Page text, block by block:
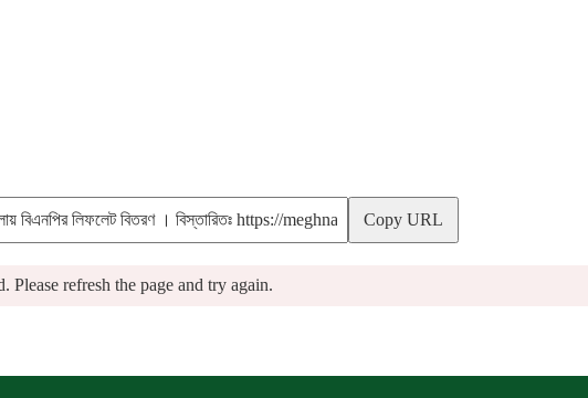
Copy URL
Please refresh the page and try again.